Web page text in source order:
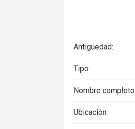
Antigüedad:
Tipo:
Nombre completo:
Ubicación: